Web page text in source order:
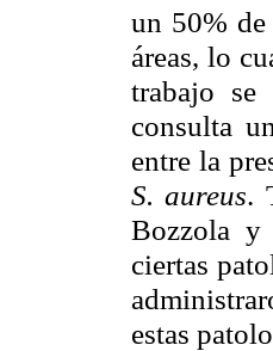
un 50%
áreas, lo
trabajo se
consulta
entre la
S. aureus.
Bozzola y
ciertas
estas